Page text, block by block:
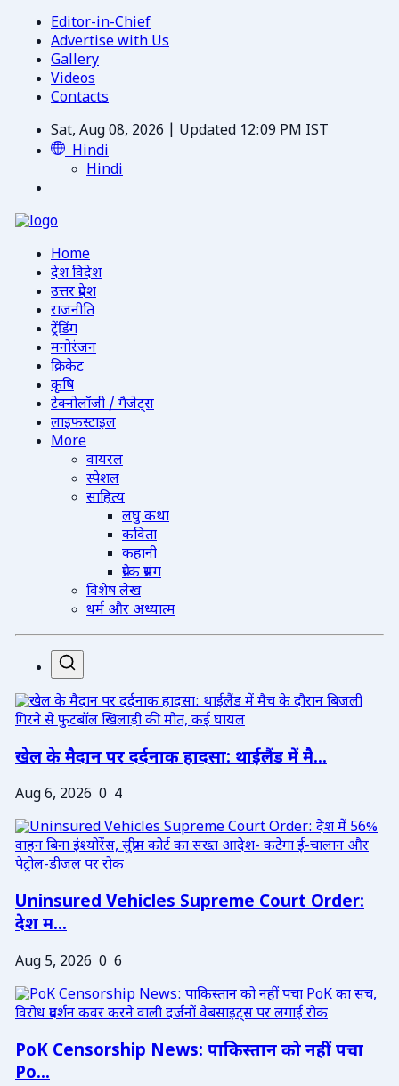
Editor-in-Chief
Advertise with Us
Gallery
Videos
Contacts
Sat, Aug 08, 2026 | Updated 12:09 PM IST
Hindi
Hindi
Home
देश विदेश
उत्तर प्रदेश
राजनीति
ट्रेंडिंग
मनोरंजन
क्रिकेट
कृषि
टेक्नोलॉजी / गैजेट्स
लाइफस्टाइल
More
वायरल
स्पेशल
साहित्य
लघु कथा
कविता
कहानी
प्रेरक प्रसंग
विशेष लेख
धर्म और अध्यात्म
खेल के मैदान पर दर्दनाक हादसा: थाईलैंड में मै...
Aug 6, 2026 0 4
Uninsured Vehicles Supreme Court Order:
देश म...
Aug 5, 2026 0 6
PoK Censorship News: पाकिस्तान को नहीं पचा
Po...